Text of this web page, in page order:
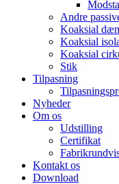
Andre
Koaksial
Koaksial
Koaksial
Stik
Tilpasning
Nyheder
Om os
Udstilling
Certifikat
Kontakt os
Download